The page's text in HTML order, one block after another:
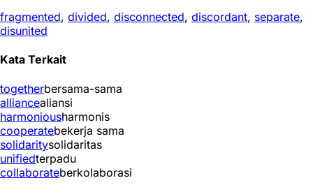
fragmented, divided, disconnected, discordant, separate,
disunited
Kata Terkait
togetherbersama-sama
alliancealiansi
harmoniousharmonis
cooperatebekerja sama
solidaritysolidaritas
unifiedterpadu
collaborateberkolaborasi